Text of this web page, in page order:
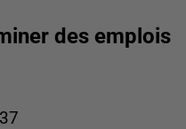
des emplois